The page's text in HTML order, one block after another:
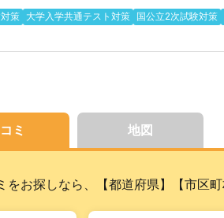
策 大学入学共通テスト対策 国公立2次試験対策
ミ 地図
をお探しなら、【都道府県】【市区